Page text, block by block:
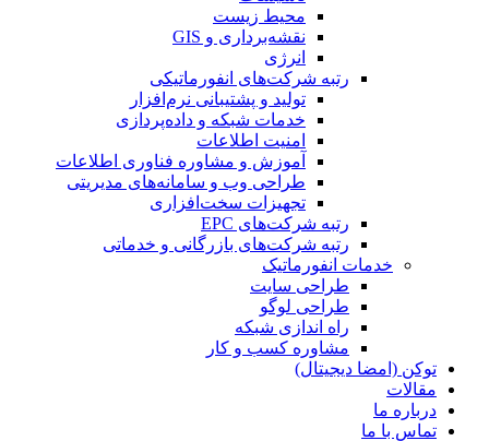
محیط زیست
نقشه‌برداری و GIS
انرژی
رتبه شرکت‌های انفورماتیکی
تولید و پشتیبانی نرم‌افزار
خدمات شبکه و داده‌پردازی
امنیت اطلاعات
آموزش و مشاوره فناوری اطلاعات
طراحی وب و سامانه‌های مدیریتی
تجهیزات سخت‌افزاری
رتبه شرکت‌های EPC
رتبه شرکت‌های بازرگانی و خدماتی
خدمات انفورماتیک
طراحی سایت
طراحی لوگو
راه اندازی شبکه
مشاوره کسب و کار
توکن (امضا دیجیتال)
مقالات
درباره ما
تماس با ما